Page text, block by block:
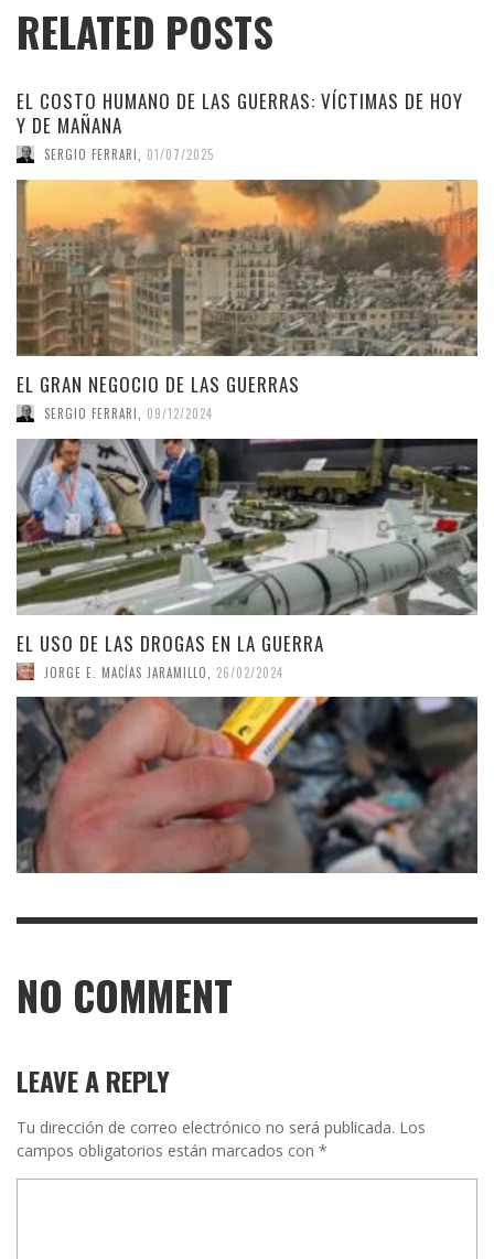
RELATED POSTS
EL COSTO HUMANO DE LAS GUERRAS: VÍCTIMAS DE HOY
Y DE MAÑANA
SERGIO FERRARI 01/07/2025
EL GRAN NEGOCIO DE LAS GUERRAS
SERGIO FERRARI 09/12/2024
EL USO DE LAS DROGAS EN LA GUERRA
JORGE E. MACÍAS JARAMILLO 26/02/2024
NO COMMENT
LEAVE A REPLY
Tu dirección de correo electrónico no será publicada. Los
campos obligatorios están marcados con *